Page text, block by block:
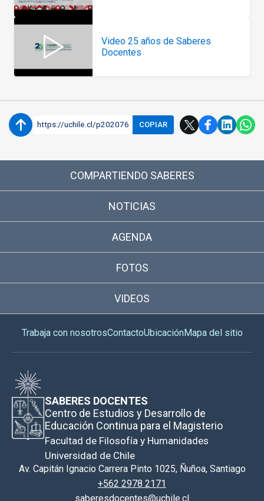
Video 25 años de Saberes
Docentes
https://uchile.cl/p202076 COPIAR
COMPARTIENDO SABERES
NOTICIAS
AGENDA
FOTOS
VIDEOS
Trabaja con nosotrosContactoUbicaciónMapa del sitio
SABERES DOCENTES
Centro de Estudios y Desarrollo de
Educación Continua para el Magisterio
Facultad de Filosofía y Humanidades
Universidad de Chile
Av. Capitán Ignacio Carrera Pinto 1025, Ñuñoa, Santiago
+562 2978 2171
saberesdocentes@uchile.cl